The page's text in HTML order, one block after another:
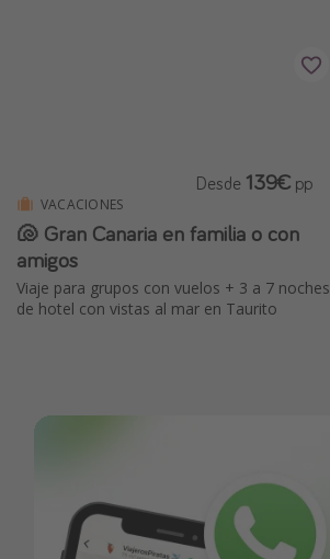
VACACIONES
🐚 Gran Canaria en familia o con
amigos
Viaje para grupos con vuelos + 3 a 7 noches
de hotel con vistas al mar en Taurito
Desde 139€ pp